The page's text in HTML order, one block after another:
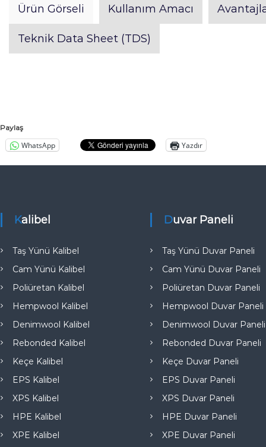
ı
m
T
ü
k
e
Ürün Görseli Kullanım Amacı
Teknik Data Sheet (TDS)
Paylaş
WhatsApp Yazdır
Kalibel
Taş Yünü Kalibel
Cam Yünü Kalibel
Poliüretan Kalibel
Hempwool Kalibel
Denimwool Kalibel
Rebonded Kalibel
Keçe Kalibel
EPS Kalibel
XPS Kalibel
HPE Kalibel
XPE Kalibel
Duvar Paneli
Taş Yünü Duvar Paneli
Cam Yünü Duvar Paneli
Poliüretan Duvar Paneli
Hempwool Duvar Paneli
Denimwool Duvar Paneli
Rebonded Duvar Paneli
Keçe Duvar Paneli
EPS Duvar Paneli
XPS Duvar Paneli
HPE Duvar Paneli
XPE Duvar Paneli